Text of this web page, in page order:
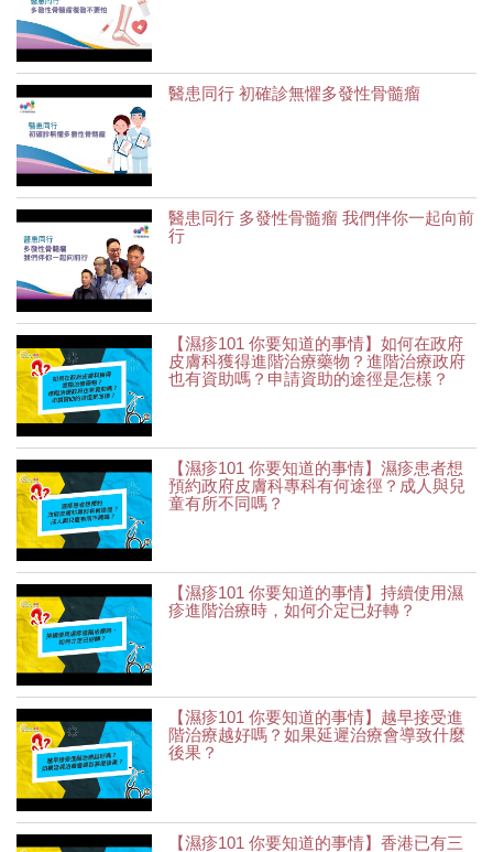
醫患同行 初確診無懼多發性骨髓瘤
醫患同行 多發性骨髓瘤 我們伴你一起向前
行
【濕疹101 你要知道的事情】如何在政府
皮膚科獲得進階治療藥物？進階治療政府
也有資助嗎？申請資助的途徑是怎樣？
【濕疹101 你要知道的事情】濕疹患者想
預約政府皮膚科專科有何途徑？成人與兒
童有所不同嗎？
【濕疹101 你要知道的事情】持續使用濕
疹進階治療時，如何介定已好轉？
【濕疹101 你要知道的事情】越早接受進
階治療越好嗎？如果延遲治療會導致什麼
後果？
【濕疹101 你要知道的事情】香港已有三